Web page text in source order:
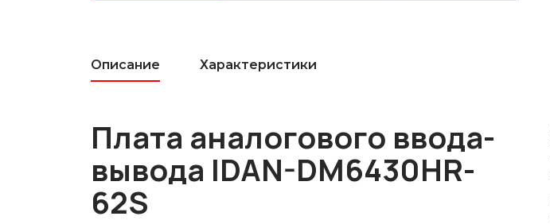
Описание Характеристики
Плата аналогового ввода-
вывода IDAN-DM6430HR-
62S